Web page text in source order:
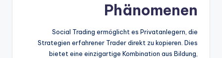
Phänomenen
Social Trading ermöglicht es Privatanlegern, die
Strategien erfahrener Trader direkt zu kopieren. Dies
bietet eine einzigartige Kombination aus Bildung,